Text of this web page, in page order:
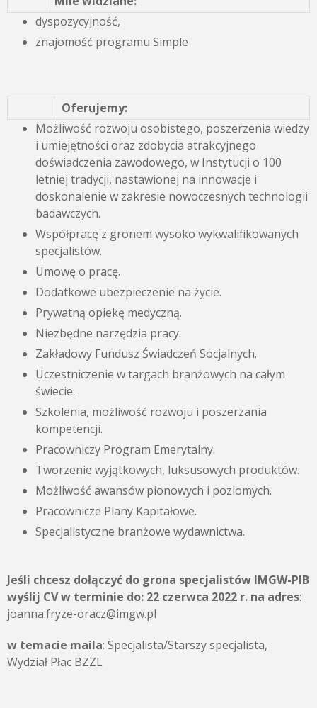
dyspozycyjność,
znajomość programu Simple
Oferujemy:
Możliwość rozwoju osobistego, poszerzenia wiedzy
i umiejętności oraz zdobycia atrakcyjnego
doświadczenia zawodowego, w Instytucji o 100
letniej tradycji, nastawionej na innowacje i
doskonalenie w zakresie nowoczesnych technologii
badawczych.
Współpracę z gronem wysoko wykwalifikowanych
specjalistów.
Umowę o pracę.
Dodatkowe ubezpieczenie na życie.
Prywatną opiekę medyczną.
Niezbędne narzędzia pracy.
Zakładowy Fundusz Świadczeń Socjalnych.
Uczestniczenie w targach branżowych na całym
świecie.
Szkolenia, możliwość rozwoju i poszerzania
kompetencji.
Pracowniczy Program Emerytalny.
Tworzenie wyjątkowych, luksusowych produktów.
Możliwość awansów pionowych i poziomych.
Pracownicze Plany Kapitałowe.
Specjalistyczne branżowe wydawnictwa.
Jeśli chcesz dołączyć do grona specjalistów IMGW-PIB
wyślij CV w terminie do: 22 czerwca 2022 r. na adres:
joanna.fryze-oracz@imgw.pl
w temacie maila: Specjalista/Starszy specjalista,
Wydział Płac BZZL